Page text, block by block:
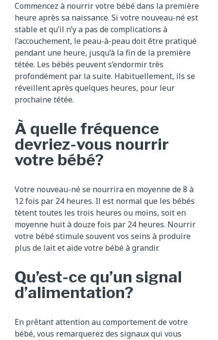
Commencez à nourrir votre bébé dans la première
heure après sa naissance. Si votre nouveau-né est
stable et qu’il n’y a pas de complications à
l’accouchement, le peau-à-peau doit être pratiqué
pendant une heure, jusqu’à la fin de la première
tétée. Les bébés peuvent s’endormir très
profondément par la suite. Habituellement, ils se
réveillent après quelques heures, pour leur
prochaine tétée.
À quelle fréquence
devriez-vous nourrir
votre bébé?
Votre nouveau-né se nourrira en moyenne de 8 à
12 fois par 24 heures. Il est normal que les bébés
tètent toutes les trois heures ou moins, soit en
moyenne huit à douze fois par 24 heures. Nourrir
votre bébé stimule souvent vos seins à produire
plus de lait et aide votre bébé à grandir.
Qu’est-ce qu’un signal
d’alimentation?
En prêtant attention au comportement de votre
bébé, vous remarquerez des signaux qui vous